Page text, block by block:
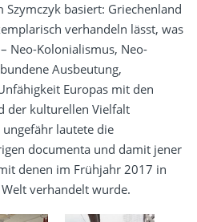
basiert: Griechenland
verhandeln lässt, was
Neo-Kolonialismus, Neo-
Ausbeutung,
Europas mit den
der kulturellen Vielfalt
lautete die
documenta und damit jener
denen im Frühjahr 2017 in
verhandelt wurde.